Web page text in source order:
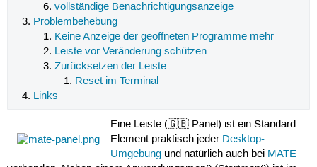
vollständige Benachrichtigungsanzeige
Problembehebung
Keine Anzeige der geöffneten Programme mehr
Leiste vor Veränderung schützen
Zurücksetzen der Leiste
Reset im Terminal
Links
Eine Leiste (🇬🇧 Panel) ist ein Standard-
Element praktisch jeder Desktop-
Umgebung und natürlich auch bei MATE